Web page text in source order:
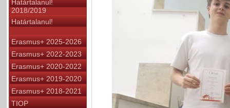
Határtalanul!
2018/2019
Határtalanul!
Erasmus+ 2025-2026
Erasmus+ 2022-2023
Erasmus+ 2020-2022
Erasmus+ 2019-2020
Erasmus+ 2018-2021
TIOP